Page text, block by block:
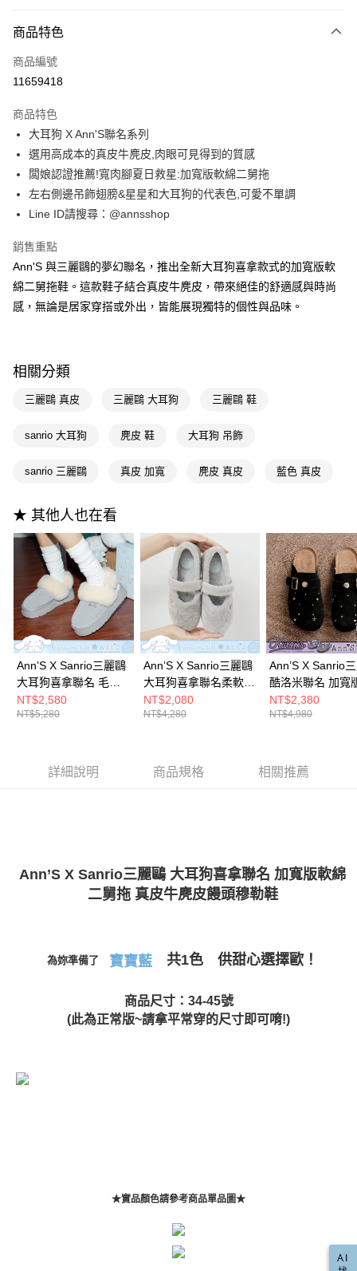
信用卡一次付款
信用卡分期付款
合作金庫商業銀行
華南商業銀行
上海商業儲蓄銀行
台北富邦商業銀行
國泰世華商業銀行
兆豐國際商業銀行
臺灣中小企業銀行
台中商業銀行
匯豐（台灣）商業銀行
聯邦商業銀行
元大商業銀行
台新國際商業銀行
中國信託商業銀行
台灣樂天信用卡公司
6 期 0 利率 每期
華南商業銀行
彰化商業銀行
上海商業儲蓄銀行
台北富邦商業銀行
國泰世華商業銀行
兆豐國際商業銀行
臺灣中小企業銀行
聯邦商業銀行
元大商業銀行
永豐商業銀行
玉山商業銀行
星展（台灣）商業銀行
台灣樂天信用卡公司
購物金
超商取貨付款
LINE Pay
Apple Pay
街口支付
相關說明
1.本服務由台灣大哥大提供，台灣大哥大用戶可立即使用無須另外申請。
流程，驗證手機門號後，選擇欲分期的期數、繳款截止日，確認付款後即完
4.訂單成立30分鐘內，如未前往確認交易或遇審核未通過，訂單將自動取
消。如遇「轉專審核」未通過狀況，表示未達大哥付你分期系統評分，恕無
法說明評估內容。
【繳款方式說明】
1.分期款項不併入電信帳單，「大哥付你分期」於每月結算日後寄送繳費提
醒簡訊。
2.透過簡訊連結打開帳單後，可選擇「超商條碼／台灣大直營門市／銀行轉
帳／街口支付／iPASS MONEY」等通路繳費。
【注意事項】
1.本服務係由「台灣大哥大股份有限公司」（以下簡稱本公司）所提供，讓
用戶於交易時，得透過本服務購買商品或服務，並由商店將買賣／分期付款
買賣價金債權讓與本公司後，依約使用本公司帳單繳交帳款。
2.基於同意付款使用「大哥付你分期」之契約關係目的，商店將以您的個人
資料（包含姓名、電話或地址）提供予台灣大哥大進項蒐集、處理及利用，
AFTEE先享後付
【關於「AFTEE先享後付」】
１．簡單：不需註冊會員、不需綁卡、不需儲值。
２．便利：只要手機號碼，簡訊認證，即可結帳。
３．安心：先確認商品／服務後，再付款。
【「AFTEE先享後付」結帳流程】
１．於結帳方式選擇「AFTEE先享後付」後，將跳轉至「AFTEE先享後付」
結帳頁面，進行簡訊認證並確認金額後，即可完成結帳。
２．訂單成立數日內，您將收到繳費通知簡訊。
３．收到繳費通知簡訊後14天內，點擊此簡訊中的連結，可透過四大超商／
ATM／網路銀行／等多元方式進行付款，方視為交易完成。
※ 請注意：結帳手續完成當下不需立刻繳費，但若您需要取消訂單，請聯絡
購買商品的店家。未經商家同意取消之訂單仍視為有效，需透過AFTEE先享
後付繳納相關費用。
※ 交易是否成功請以「AFTEE先享後付 」之結帳頁面顯示為準，若有關於
是否繳費成功／繳費後需取消欲退款等相關疑問，請聯繫「AFTEE先享後付
１．透過由恩沛科技股份有限公司提供之「AFTEE先享後付」服務完成之交
任。
４．使用「AFTEE先享後付」時，將依據個別帳號之用戶狀況，依本公司即
時審查核予不同之上限額度；若仍有額度不足之情形，本公司將視審查結果
運送方式
全家付款取貨
每筆NT$100，滿NT$999(含以上)免運費
付款後全家取貨
每筆NT$100，滿NT$999(含以上)免運費
萊爾富付款取貨
每筆NT$100，滿NT$999(含以上)免運費
付款後萊爾富取貨
每筆NT$100，滿NT$999(含以上)免運費
每筆NT$100，滿NT$999(含以上)免運費
商品特色
商品編號
11659418
商品特色
大耳狗 X Ann'S聯名系列
選用高成本的真皮牛麂皮,肉眼可見得到的質感
闆娘認證推薦!寬肉腳夏日救星:加寬版軟綿二舅拖
左右側邊吊飾翅膀&星星和大耳狗的代表色,可愛不單調
Line ID請搜尋：@annsshop
銷售重點
Ann'S 與三麗鷗的夢幻聯名，推出全新大耳狗喜拿款式的加寬版軟
綿二舅拖鞋。這款鞋子結合真皮牛麂皮，帶來絕佳的舒適感與時尚
感，無論是居家穿搭或外出，皆能展現獨特的個性與品味。
相關分類
三麗鷗 真皮 三麗鷗 大耳狗 三麗鷗 鞋
sanrio 大耳狗 麂皮 鞋 大耳狗 吊飾
sanrio 三麗鷗 真皮 加寬 麂皮 真皮 藍色 真皮
★ 其他人也在看
Ann’S X Sanrio三麗鷗
大耳狗喜拿聯名 毛絨
絨可拆後帶2way麂皮
真皮厚底穆勒雪靴
NT$2,580
NT$5,280
Ann’S X Sanrio三麗鷗
大耳狗喜拿聯名柔軟純
羊毛 寬版舒適軟墊平
底瑪莉珍娃娃鞋2cm-
NT$2,080
NT$4,280
Ann’S X Sanrio
酷洛米聯名 加寬
綿二舅拖 鞋面小
真皮牛麂皮饅頭
NT$2,380
NT$4,980
詳細說明 商品規格 相關推薦
Ann’S X Sanrio三麗鷗 大耳狗喜拿聯名 加寬版軟綿
二舅拖 真皮牛麂皮饅頭穆勒鞋
為妳準備了 寶寶藍 共1色 供甜心選擇歐！
商品尺寸：34-45號
(此為正常版~請拿平常穿的尺寸即可唷!)
★實品顏色請參考商品單品圖★
AI